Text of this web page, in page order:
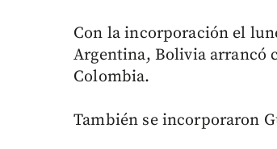
Con la incorporación el
Argentina, Bolivia arrancó
Colombia.
También se incorporaron